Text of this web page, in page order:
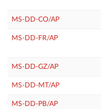
MS-DD-CO/AP
MS-DD-FR/AP
MS-DD-GZ/AP
MS-DD-MT/AP
MS-DD-PB/AP